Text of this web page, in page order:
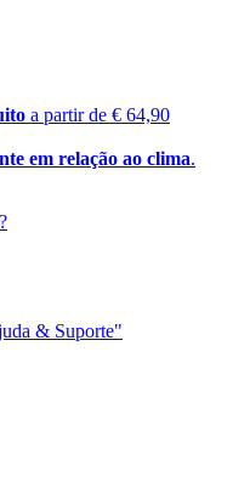
a partir de € 64,90
em relação ao clima.
& Suporte"